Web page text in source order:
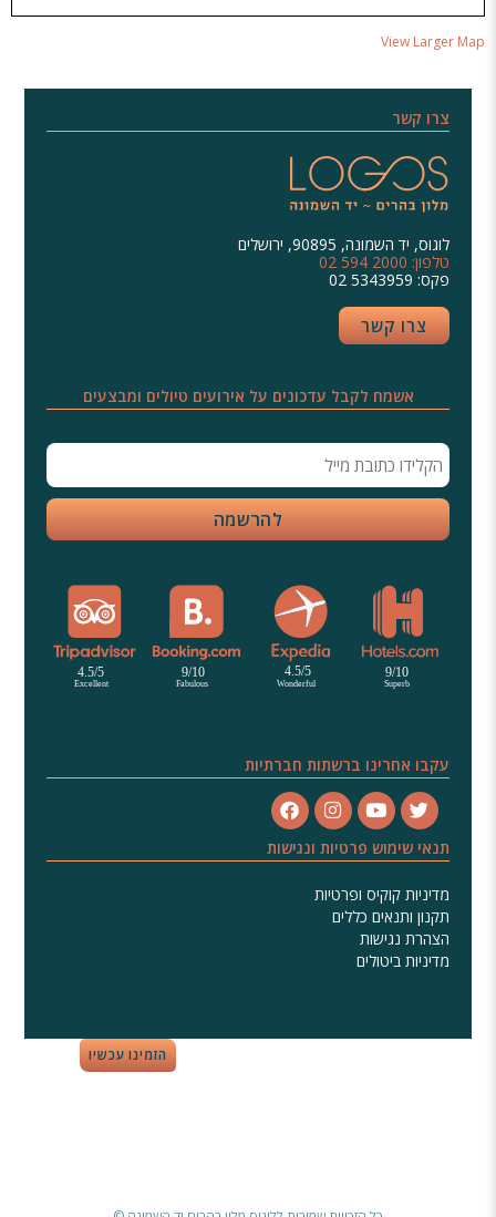
View Larger Map
צרו קשר
לוגוס, יד השמונה, 90895, ירושלים
02 594 2000 :טלפון
02 5343959 :פקס
צרו קשר
אשמח לקבל עדכונים על אירועים טיולים ומבצעים
עקבו אחרינו ברשתות חברתיות
תנאי שימוש פרטיות ונגישות
מדיניות קוקיס ופרטיות
תקנון ותנאים כללים
הצהרת נגישות
מדיניות ביטולים
הזמינו עכשיו